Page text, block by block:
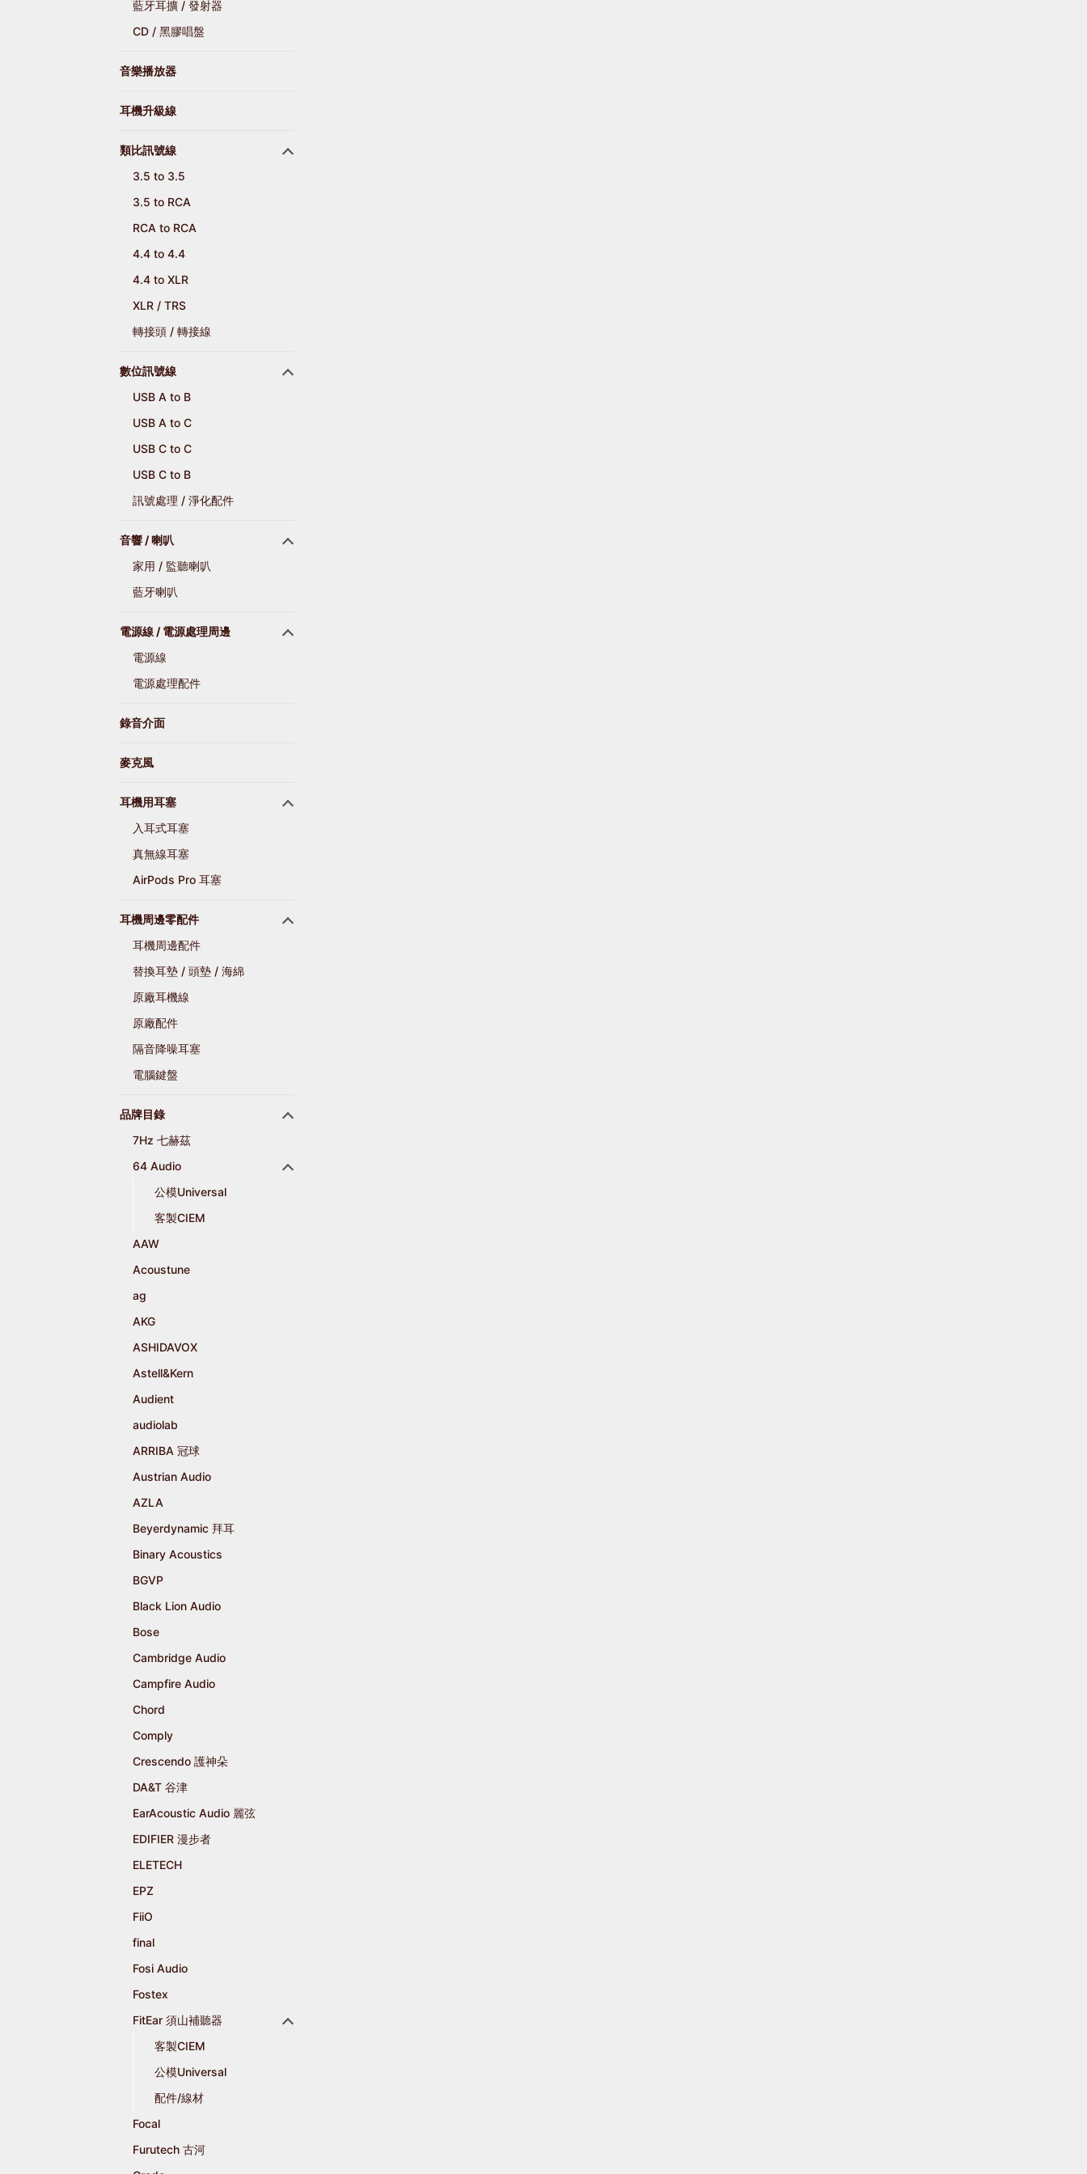
藍牙耳擴 / 發射器
CD / 黑膠唱盤
音樂播放器
耳機升級線
類比訊號線
3.5 to 3.5
3.5 to RCA
RCA to RCA
4.4 to 4.4
4.4 to XLR
XLR / TRS
轉接頭 / 轉接線
數位訊號線
USB A to B
USB A to C
USB C to C
USB C to B
訊號處理 / 淨化配件
音響 / 喇叭
家用 / 監聽喇叭
藍牙喇叭
電源線 / 電源處理周邊
電源線
電源處理配件
錄音介面
麥克風
耳機用耳塞
入耳式耳塞
真無線耳塞
AirPods Pro 耳塞
耳機周邊零配件
耳機周邊配件
替換耳墊 / 頭墊 / 海綿
原廠耳機線
原廠配件
隔音降噪耳塞
電腦鍵盤
品牌目錄
7Hz 七赫茲
64 Audio
公模Universal
客製CIEM
AAW
Acoustune
ag
AKG
ASHIDAVOX
Astell&Kern
Audient
audiolab
ARRIBA 冠球
Austrian Audio
AZLA
Beyerdynamic 拜耳
Binary Acoustics
BGVP
Black Lion Audio
Bose
Cambridge Audio
Campfire Audio
Chord
Comply
Crescendo 護神朵
DA&T 谷津
EarAcoustic Audio 麗弦
EDIFIER 漫步者
ELETECH
EPZ
FiiO
final
Fosi Audio
Fostex
FitEar 須山補聽器
客製CIEM
公模Universal
配件/線材
Focal
Furutech 古河